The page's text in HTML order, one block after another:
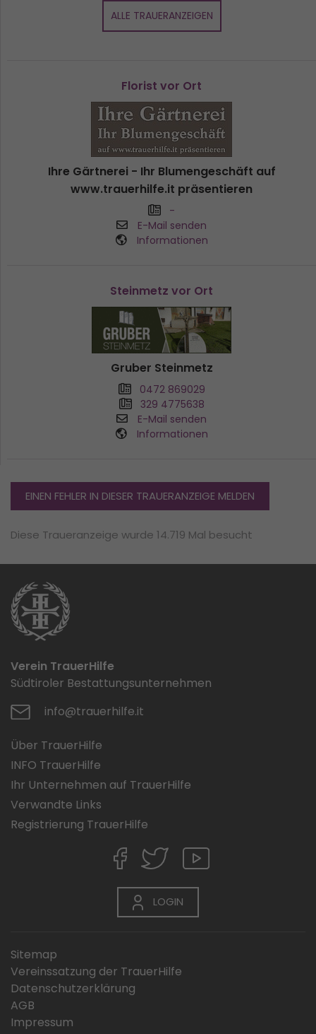
ALLE TRAUERANZEIGEN
Florist vor Ort
Ihre Gärtnerei - Ihr Blumengeschäft auf
www.trauerhilfe.it präsentieren
-
E-Mail senden
Informationen
Steinmetz vor Ort
Gruber Steinmetz
0472 869029
329 4775638
E-Mail senden
Informationen
EINEN FEHLER IN DIESER TRAUERANZEIGE MELDEN
Diese Traueranzeige wurde 14.719 Mal besucht
Verein TrauerHilfe
Südtiroler Bestattungsunternehmen
info@trauerhilfe.it
Über TrauerHilfe
INFO TrauerHilfe
Ihr Unternehmen auf TrauerHilfe
Verwandte Links
Registrierung TrauerHilfe
LOGIN
Sitemap
Vereinssatzung der TrauerHilfe
Datenschutzerklärung
AGB
Impressum